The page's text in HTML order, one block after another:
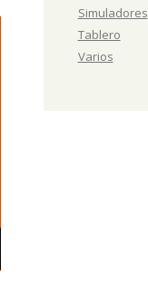
Simuladores
Tablero
Varios